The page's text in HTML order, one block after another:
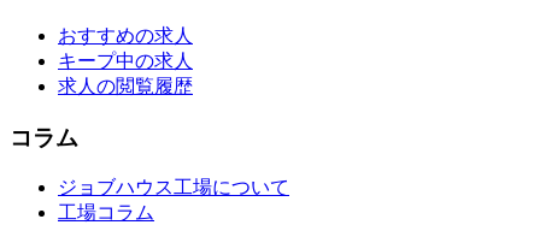
おすすめの求人
キープ中の求人
求人の閲覧履歴
コラム
ジョブハウス工場について
工場コラム